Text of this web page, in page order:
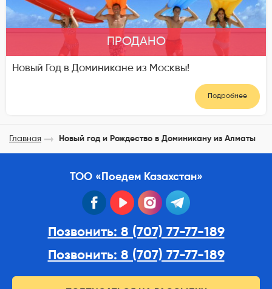
ПРОДАНО
Новый Год в Доминикане из Москвы!
Подробнее
Главная Новый год и Рождество в Доминикану из Алматы
ТОО «Поедем Казахстан»
facebook youtube instagram
Позвонить: 8 (707) 77-77-189
Позвонить: 8 (707) 77-77-189